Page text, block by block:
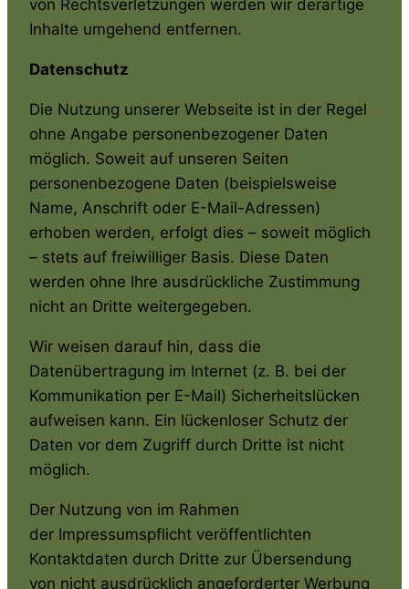
von Rechtsverletzungen werden wir derartige
Inhalte umgehend entfernen.
Datenschutz
Die Nutzung unserer Webseite ist in der Regel
ohne Angabe personenbezogener Daten
möglich. Soweit auf unseren Seiten
personenbezogene Daten (beispielsweise
Name, Anschrift oder E-Mail-Adressen)
erhoben werden, erfolgt dies – soweit möglich
– stets auf freiwilliger Basis. Diese Daten
werden ohne Ihre ausdrückliche Zustimmung
nicht an Dritte weitergegeben.
Wir weisen darauf hin, dass die
Datenübertragung im Internet (z. B. bei der
Kommunikation per E-Mail) Sicherheitslücken
aufweisen kann. Ein lückenloser Schutz der
Daten vor dem Zugriff durch Dritte ist nicht
möglich.
Der Nutzung von im Rahmen
der Impressumspflicht veröffentlichten
Kontaktdaten durch Dritte zur Übersendung
von nicht ausdrücklich angeforderter Werbung